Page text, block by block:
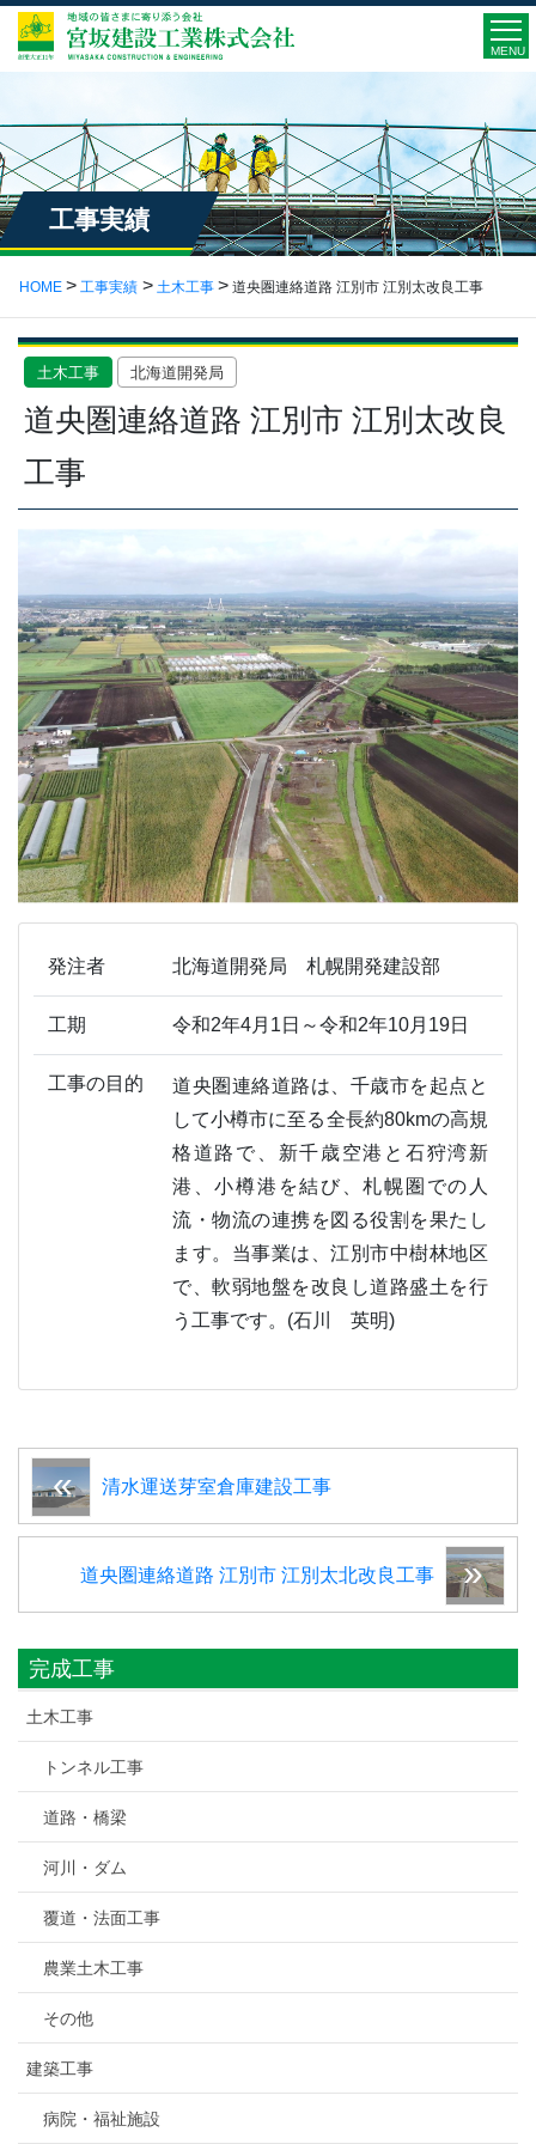
MENU
工事実績
HOME 工事実績 土木工事 道央圏連絡道路 江別市 江別太改良工事
土木工事 北海道開発局
道央圏連絡道路 江別市 江別太改良
工事
発注者 北海道開発局 札幌開発建設部
工期 令和2年4月1日～令和2年10月19日
工事の目的
道央圏連絡道路は、千歳市を起点と
して小樽市に至る全長約80kmの高規
格道路で、新千歳空港と石狩湾新
港、小樽港を結び、札幌圏での人
流・物流の連携を図る役割を果たし
ます。当事業は、江別市中樹林地区
で、軟弱地盤を改良し道路盛土を行
う工事です。(石川 英明)
清水運送芽室倉庫建設工事
道央圏連絡道路 江別市 江別太北改良工事
完成工事
土木工事
トンネル工事
道路・橋梁
河川・ダム
覆道・法面工事
農業土木工事
その他
建築工事
病院・福祉施設